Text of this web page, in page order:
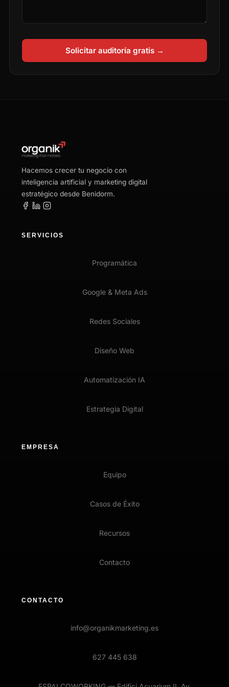
Solicitar auditoría gratis →
Hacemos crecer tu negocio con
inteligencia artificial y marketing digital
estratégico desde Benidorm.
SERVICIOS
Programática
Google & Meta Ads
Redes Sociales
Diseño Web
Automatización IA
Estrategia Digital
EMPRESA
Equipo
Casos de Éxito
Recursos
Contacto
CONTACTO
info@organikmarketing.es
627 445 638